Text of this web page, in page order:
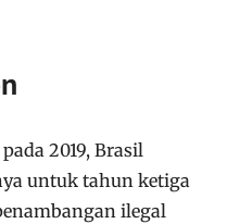
2019, Brasil
untuk tahun ketiga
ilegal